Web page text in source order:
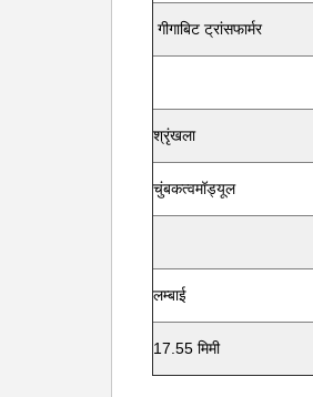
गीगाबिट ट्रांसफार्मर
श्रृंखला
चुंबकत्वमॉड्यूल
लम्बाई
17.55 मिमी